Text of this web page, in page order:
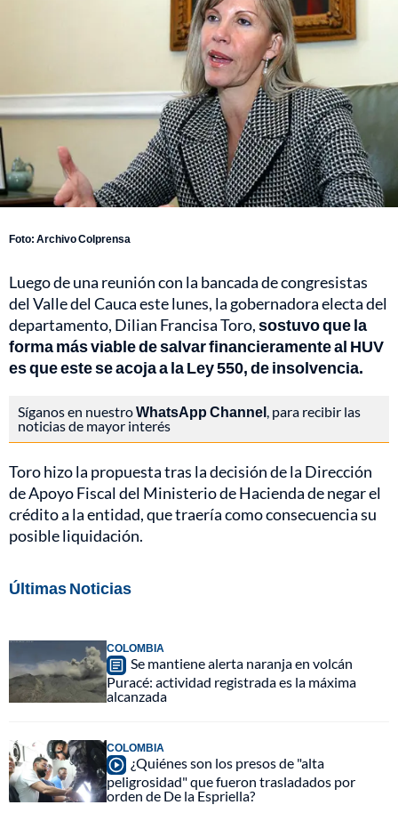
Foto: Archivo Colprensa
Luego de una reunión con la bancada de congresistas
del Valle del Cauca este lunes, la gobernadora electa del
departamento, Dilian Francisa Toro,sostuvo que la
forma más viable de salvar financieramente al HUV
es que este se acoja a la Ley 550, de insolvencia.
Síganos en nuestroWhatsApp Channel, para recibir las
noticias de mayor interés
Toro hizo la propuesta tras la decisión de la Dirección
de Apoyo Fiscal del Ministerio de Hacienda de negar el
crédito a la entidad, que traería como consecuencia su
posible liquidación.
Últimas Noticias
COLOMBIA
Se mantiene alerta naranja en volcán
Puracé: actividad registrada es la máxima
alcanzada
COLOMBIA
¿Quiénes son los presos de "alta
peligrosidad" que fueron trasladados por
orden de De la Espriella?